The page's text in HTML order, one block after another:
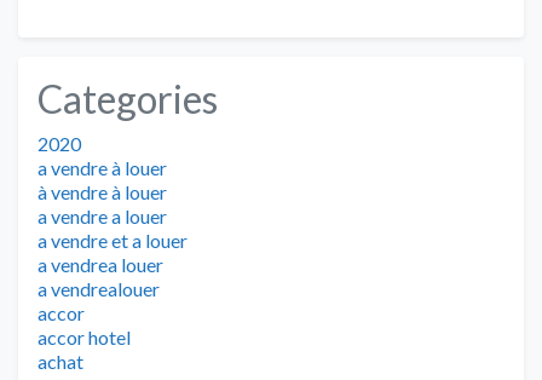
Categories
2020
a vendre à louer
à vendre à louer
a vendre a louer
a vendre et a louer
a vendrea louer
a vendrealouer
accor
accor hotel
achat